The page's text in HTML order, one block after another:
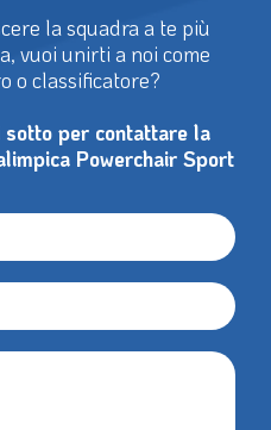
la squadra a te più
vuoi unirti a noi come
o classificatore?
per contattare la
Powerchair Sport